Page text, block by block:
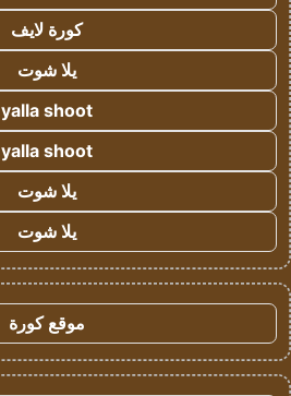
كورة لايف
يلا شوت
yalla shoot
yalla shoot
يلا شوت
يلا شوت
موقع كورة